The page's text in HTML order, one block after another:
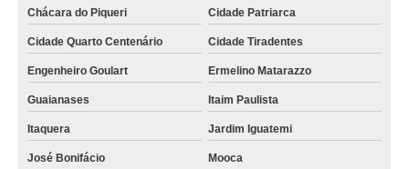
Chácara do Piqueri Cidade Patriarca
Cidade Quarto Centenário Cidade Tiradentes
Engenheiro Goulart Ermelino Matarazzo
Guaianases Itaim Paulista
Itaquera Jardim Iguatemi
José Bonifácio Mooca